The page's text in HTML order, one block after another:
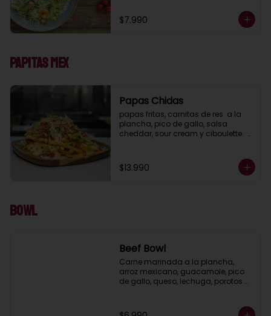
César casera.
$7.990
Papitas Mex
Papas Chidas
papas fritas, carnitas de res  a la
plancha, pico de gallo, salsa
cheddar, sour cream y ciboulette.
$13.990
Bowl
Beef Bowl
Carne marinada a la plancha,
arroz mexicano, guacamole, pico
de gallo, queso, lechuga, porotos